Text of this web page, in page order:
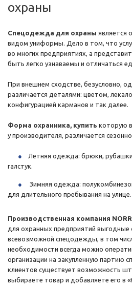
охраны
Спецодежда для охраны является
видом униформы. Дело в том, что
во многих предприятиях, а
быть легко узнаваемы и отличаться
При внешнем сходстве, безусловно,
различается деталями: цветом,
конфигурацией карманов и так далее.
Форма охранника, купить которую
у производителя, различается
Летняя одежда: брюки,
галстук.
Зимняя одежда:
для длительного пребывания на улице.
Производственная компания
для охранных предприятий выгодные
всевозможной спецодежды, в том
необходимости всегда можно
организации на закупленную партию
клиентов существует возможность
выбираете товар и добавляете его в